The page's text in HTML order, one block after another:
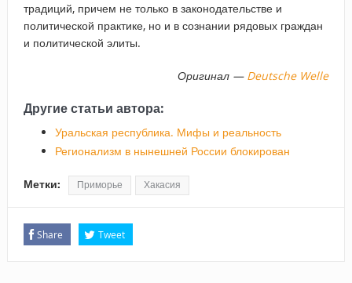
традиций, причем не только в законодательстве и
политической практике, но и в сознании рядовых граждан
и политической элиты.
Оригинал — Deutsche Welle
Другие статьи автора:
Уральская республика. Мифы и реальность
Регионализм в нынешней России блокирован
Метки: Приморье Хакасия
Share Tweet